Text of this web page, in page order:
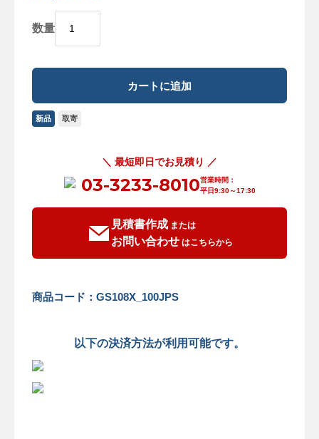
数量
新品 取寄
＼ 最短即日でお見積り ／
03-3233-8010営業時間：
平日9:30～17:30
見積書作成または
お問い合わせはこちらから
商品コード：GS108X_100JPS
以下の決済方法が利用可能です。